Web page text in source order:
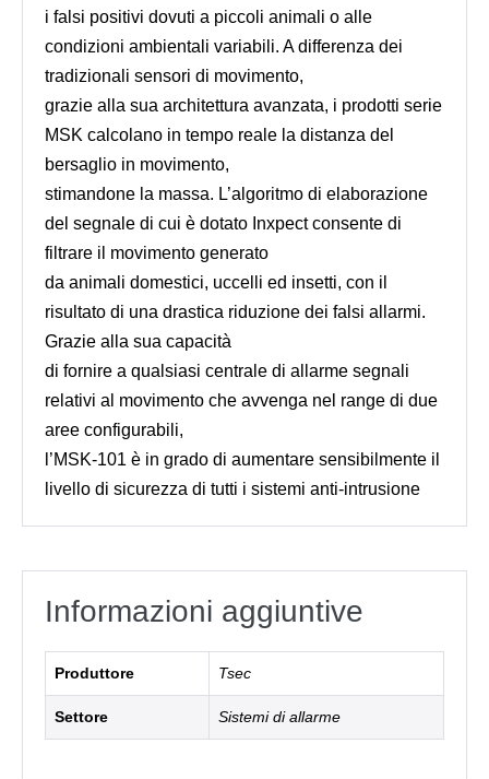
i falsi positivi dovuti a piccoli animali o alle
condizioni ambientali variabili. A differenza dei
tradizionali sensori di movimento,
grazie alla sua architettura avanzata, i prodotti serie
MSK calcolano in tempo reale la distanza del
bersaglio in movimento,
stimandone la massa. L’algoritmo di elaborazione
del segnale di cui è dotato Inxpect consente di
filtrare il movimento generato
da animali domestici, uccelli ed insetti, con il
risultato di una drastica riduzione dei falsi allarmi.
Grazie alla sua capacità
di fornire a qualsiasi centrale di allarme segnali
relativi al movimento che avvenga nel range di due
aree configurabili,
l’MSK-101 è in grado di aumentare sensibilmente il
livello di sicurezza di tutti i sistemi anti-intrusione
Informazioni aggiuntive
Produttore Tsec
Settore Sistemi di allarme